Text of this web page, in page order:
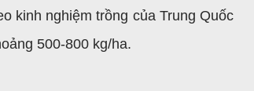
kinh nghiệm trồng của Trung Quốc
500-800 kg/ha.